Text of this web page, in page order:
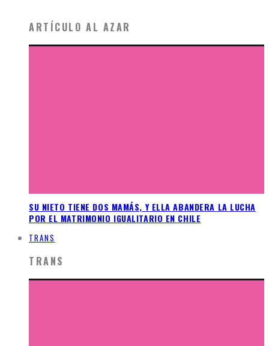
ARTÍCULO AL AZAR
SU NIETO TIENE DOS MAMÁS, Y ELLA ABANDERA LA LUCHA
POR EL MATRIMONIO IGUALITARIO EN CHILE
TRANS
TRANS